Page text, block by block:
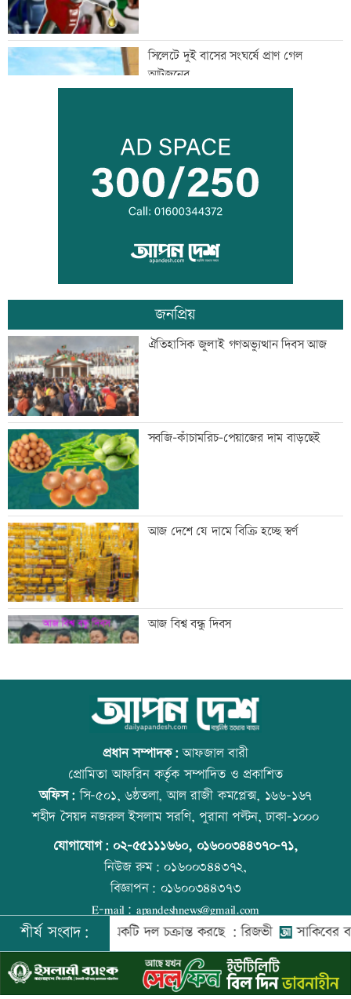
সিলেটে দুই বাসের সংঘর্ষে প্রাণ গেল
আটজনের
দুপুরের মধ্যে ঝোড়ো হাওয়াসহ বজ্রবৃষ্টি হতে
পারে যেসব অঞ্চলে
ডিএমপির ১২ ঊর্ধ্বতন কর্মকর্তাকে বদলি
জন্মসূত্রে নাগরিকত্ব সীমিত করতে ট্রাম্পের
নতুন নির্বাহী আদেশ
টেলিভিশনে আজকের যত খেলা
শুক্রবার রাজধানীর যেসব মার্কেট-দর্শনীয় স্থান
বন্ধ
সাতসকালে সড়কে ঝরল ছয় প্রাণ
আজ দেশে স্বর্ণের ভরি কত
শ্বশুরের শাহাদতবার্ষিকীর দোয়া মাহফিলে
প্রধানমন্ত্রী
প্রাইম মিনিস্টার গোল্ডকাপ ফুটবল টুর্নামেন্টে
সংঘর্ষ, আহত ২৪
এসএসসির ফলপ্রকাশ ১০ আগস্ট, যেভাবে
জনপ্রিয়
ঐতিহাসিক জুলাই গণঅভ্যুত্থান দিবস আজ
সবজি-কাঁচামরিচ-পেয়াজের দাম বাড়ছেই
আজ দেশে যে দামে বিক্রি হচ্ছে স্বর্ণ
আজ বিশ্ব বন্ধু দিবস
স্কুল ছাত্রীকে দলবদ্ধ ধর্ষণসহ ভিডিও ধারণ
প্রতিমন্ত্রীকে ঘিরে ভাইরাল ভিডিওতে ছবি
জুড়ে অপপ্রচার: এলিন
কোরআন-হাদিসে নামাজ না পড়ার শাস্তি
প্রধান সম্পাদক:আফজাল বারী
প্রোমিতা আফরিন কর্তৃক সম্পাদিত ও প্রকাশিত
অফিস:সি-৫০১, ৬ষ্ঠতলা, আল রাজী কমপ্লেক্স, ১৬৬-১৬৭
শহীদ সৈয়দ নজরুল ইসলাম সরণি, পুরানা পল্টন, ঢাকা-১০০০
যোগাযোগ: ০২-৫৫১১১৬৬০, ০১৬০০৩৪৪৩৭০-৭১,
নিউজ রুম:০১৬০০৩৪৪৩৭২,
বিজ্ঞাপন: ০১৬০০৩৪৪৩৭৩
E-mail: apandeshnews@gmail.com
©২০২৬ |আপন দেশ ডটকমকর্তৃক সর্বসত্ব ® সংরক্ষিত | উন্নয়নে
ইমিথমেকারস.কম
শীর্ষ সংবাদ:
বিরুদ্ধে একটি দল চক্রান্ত করছে : রিজভী সাকিবের বাড়িতে